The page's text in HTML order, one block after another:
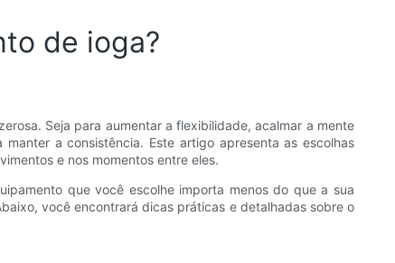
de ioga?
Seja para aumentar a flexibilidade, acalmar a mente
a consistência. Este artigo apresenta as escolhas
e nos momentos entre eles.
que você escolhe importa menos do que a sua
você encontrará dicas práticas e detalhadas sobre o